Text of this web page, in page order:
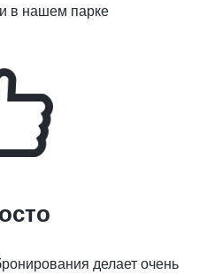
в нашем парке
делает очень